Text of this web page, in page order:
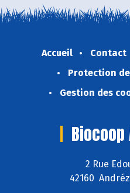
Accueil Contact
Protection
Gestion des
2 Rue
42160